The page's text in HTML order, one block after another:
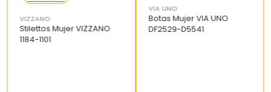
VIZZANO
Stilettos Mujer VIZZANO
1184-1101
VIA UNO
Botas Mujer VIA UNO
DF2529-D5541